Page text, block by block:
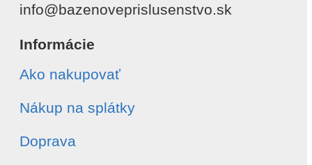
info@bazenoveprislusenstvo.sk
Informácie
Ako nakupovať
Nákup na splátky
Doprava